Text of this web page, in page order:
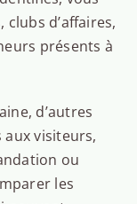
d’affaires,
présents à
d’autres
visiteurs,
ou
les